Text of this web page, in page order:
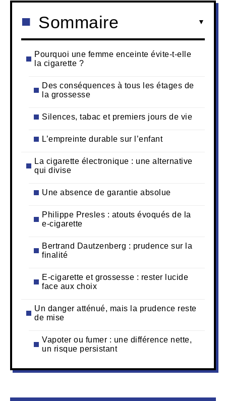
Sommaire
Pourquoi une femme enceinte évite-t-elle
la cigarette ?
Des conséquences à tous les étages de
la grossesse
Silences, tabac et premiers jours de vie
L’empreinte durable sur l’enfant
La cigarette électronique : une alternative
qui divise
Une absence de garantie absolue
Philippe Presles : atouts évoqués de la
e-cigarette
Bertrand Dautzenberg : prudence sur la
finalité
E-cigarette et grossesse : rester lucide
face aux choix
Un danger atténué, mais la prudence reste
de mise
Vapoter ou fumer : une différence nette,
un risque persistant